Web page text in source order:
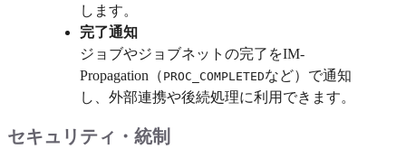
します。
完了通知
ジョブやジョブネットの完了をIM-
Propagation（ PROC_COMPLETEDなど）で通知
し、外部連携や後続処理に利用できます。
セキュリティ・統制